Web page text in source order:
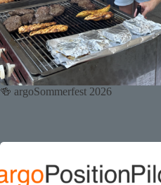
🍻 argoSommerfest 2026